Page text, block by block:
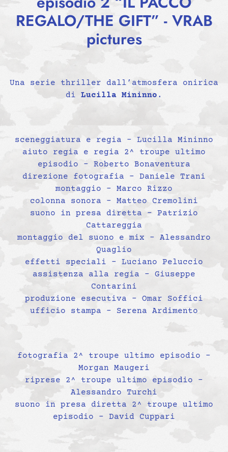
REGALO/THE GIFT” - VRAB
pictures
Una serie thriller dall’atmosfera onirica
di Lucilla Mininno .
sceneggiatura e regia – Lucilla Mininno
aiuto regia e regia 2^ troupe ultimo
episodio – Roberto Bonaventura
direzione fotografia – Daniele Trani
montaggio – Marco Rizzo
colonna sonora – Matteo Cremolini
suono in presa diretta – Patrizio
Cattareggia
montaggio del suono e mix – Alessandro
Quaglio
effetti speciali – Luciano Peluccio
assistenza alla regia – Giuseppe
Contarini
produzione esecutiva – Omar Soffici
ufficio stampa – Serena Ardimento
fotografia 2^ troupe ultimo episodio –
Morgan Maugeri
riprese 2^ troupe ultimo episodio –
Alessandro Turchi
suono in presa diretta 2^ troupe ultimo
episodio – David Cuppari